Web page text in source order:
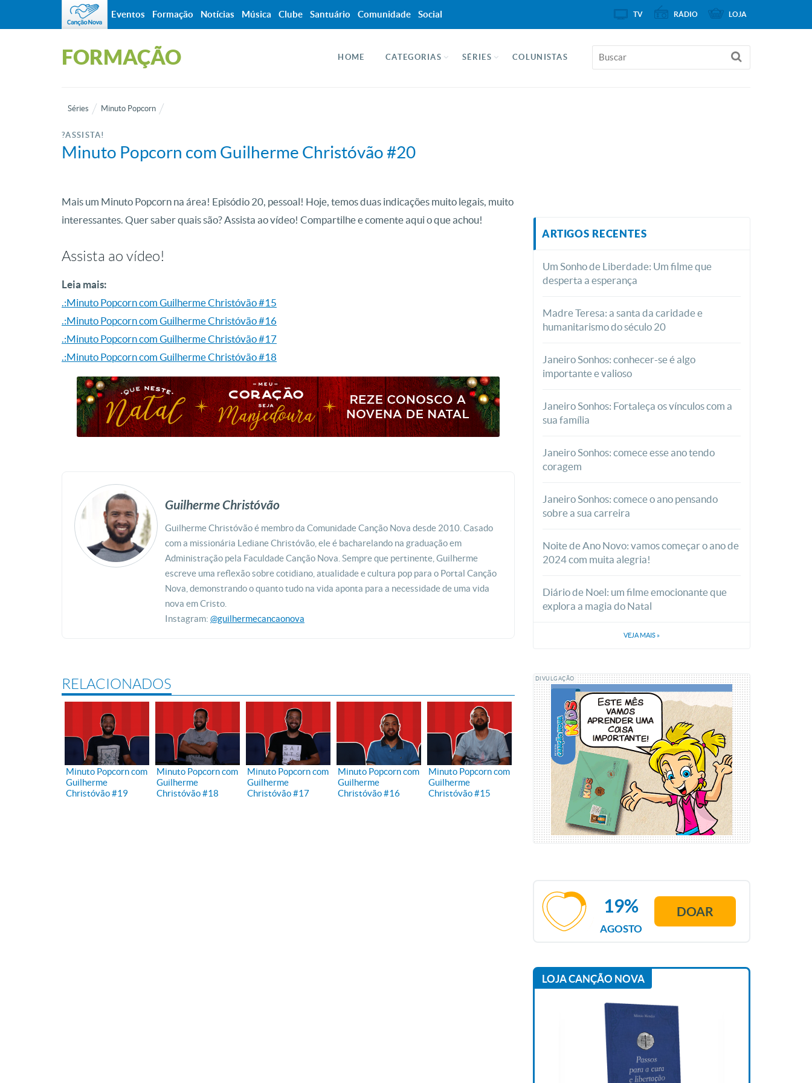
FORMAÇÃO HOME CATEGORIAS SÉRIES COLUNISTAS
Séries Minuto Popcorn
?ASSISTA!
Minuto Popcorn com Guilherme Christóvão #20
Mais um Minuto Popcorn na área! Episódio 20, pessoal! Hoje, temos duas indicações muito legais, muito
interessantes. Quer saber quais são? Assista ao vídeo! Compartilhe e comente aqui o que achou!
Assista ao vídeo!
Leia mais:
.:Minuto Popcorn com Guilherme Christóvão #15
.:Minuto Popcorn com Guilherme Christóvão #16
.:Minuto Popcorn com Guilherme Christóvão #17
.:Minuto Popcorn com Guilherme Christóvão #18
Guilherme Christóvão
Guilherme Christóvão é membro da Comunidade Canção Nova desde 2010. Casado
com a missionária Lediane Christóvão, ele é bacharelando na graduação em
Administração pela Faculdade Canção Nova. Sempre que pertinente, Guilherme
escreve uma reflexão sobre cotidiano, atualidade e cultura pop para o Portal Canção
Nova, demonstrando o quanto tudo na vida aponta para a necessidade de uma vida
nova em Cristo.
Instagram: @guilhermecancaonova
RELACIONADOS
Minuto Popcorn com
Guilherme
Christóvão #19
Minuto Popcorn com
Guilherme
Christóvão #18
Minuto Popcorn com
Guilherme
Christóvão #17
Minuto Popcorn com
Guilherme
Christóvão #16
Minuto Popcorn com
Guilherme
Christóvão #15
ARTIGOS RECENTES
Um Sonho de Liberdade: Um filme que
desperta a esperança
Madre Teresa: a santa da caridade e
humanitarismo do século 20
Janeiro Sonhos: conhecer-se é algo
importante e valioso
Janeiro Sonhos: Fortaleça os vínculos com a
sua família
Janeiro Sonhos: comece esse ano tendo
coragem
Janeiro Sonhos: comece o ano pensando
sobre a sua carreira
Noite de Ano Novo: vamos começar o ano de
2024 com muita alegria!
Diário de Noel: um filme emocionante que
explora a magia do Natal
VEJA MAIS »
DIVULGAÇÃO
AGOSTO
19% DOAR
LOJA CANÇÃO NOVA
Eventos Formação Notícias Música Clube Santuário Comunidade Social TV RÁDIO LOJA